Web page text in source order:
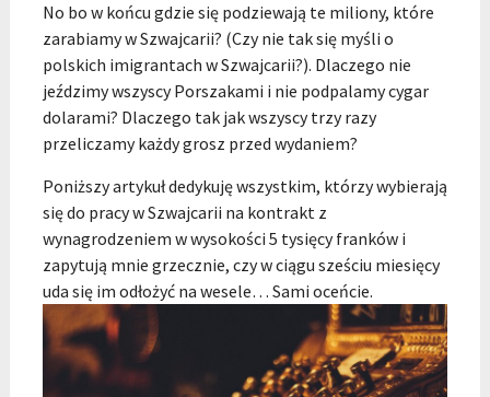
No bo w końcu gdzie się podziewają te miliony, które
zarabiamy w Szwajcarii? (Czy nie tak się myśli o
polskich imigrantach w Szwajcarii?). Dlaczego nie
jeździmy wszyscy Porszakami i nie podpalamy cygar
dolarami? Dlaczego tak jak wszyscy trzy razy
przeliczamy każdy grosz przed wydaniem?
Poniższy artykuł dedykuję wszystkim, którzy wybierają
się do pracy w Szwajcarii na kontrakt z
wynagrodzeniem w wysokości 5 tysięcy franków i
zapytują mnie grzecznie, czy w ciągu sześciu miesięcy
uda się im odłożyć na wesele… Sami oceńcie.